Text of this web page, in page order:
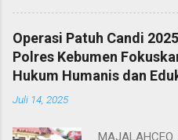
pengeroyokan
Kuasa Hukum
mendatangi
(28/7/2025),
Operasi Patuh Candi
Polres Kebumen
Hukum Humanis dan
Juli 14, 2025
MAJALAHCEO.